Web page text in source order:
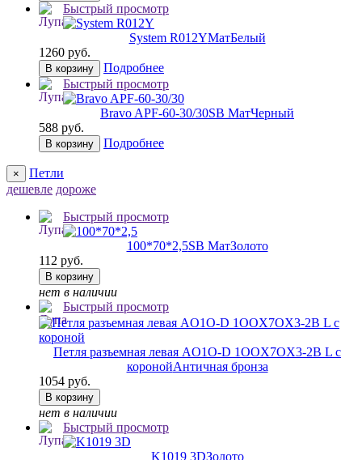
Быстрый просмотр
System R012YМатБелый
1260 руб.
В корзину
Подробнее
Быстрый просмотр
Bravo AРF-60-30/30SB МатЧерный
588 руб.
В корзину Подробнее
×
Петли
дешевле дороже
Быстрый просмотр
100*70*2,5SB МатЗолото
112 руб.
В корзину
нет в наличии
Быстрый просмотр
Петля разъемная левая AO1O-D 1OOX7OX3-2B L с
коронойАнтичная бронза
1054 руб.
В корзину
нет в наличии
Быстрый просмотр
K1019 3DЗолото